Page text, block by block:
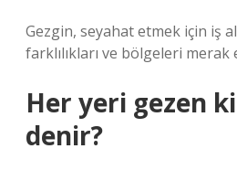
Gezgin, seyahat etmek için iş
farklılıkları ve bölgeleri merak
Her yeri gezen
denir?